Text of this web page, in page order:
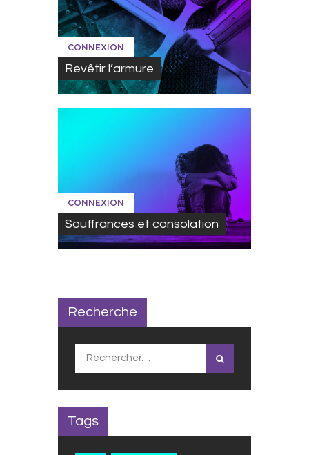
CONNEXION
Revêtir l’armure
CONNEXION
Souffrances et consolation
Recherche
Rechercher :
Tags